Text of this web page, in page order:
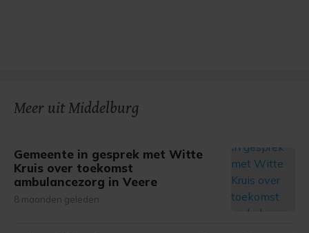
Meer uit Middelburg
Gemeente in gesprek met Witte
Kruis over toekomst
ambulancezorg in Veere
8 maanden geleden